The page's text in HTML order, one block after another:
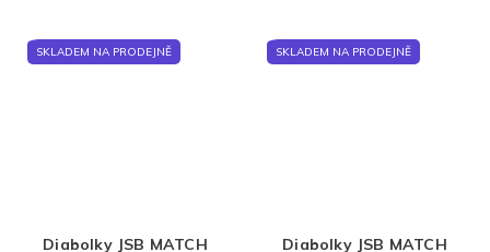
SKLADEM NA PRODEJNĚ
Diabolky JSB MATCH
SKLADEM NA PRODEJNĚ
Diabolky JSB MATCH